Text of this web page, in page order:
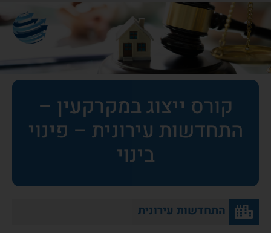
קורס ייצוג במקרקעין –
התחדשות עירונית – פינוי
בינוי
התחדשות עירונית